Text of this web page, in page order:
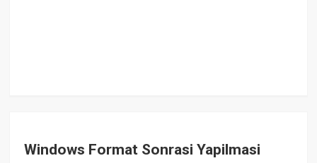
Windows Format Sonrasi Yapilmasi